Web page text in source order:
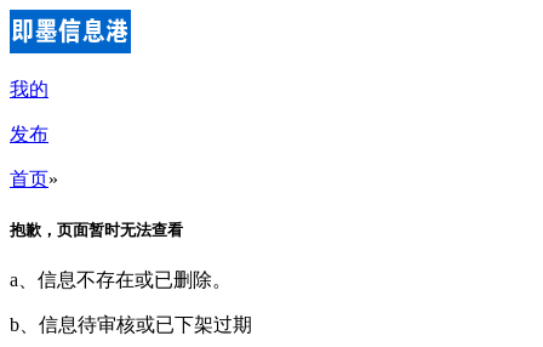
我的
发布
首页»
抱歉，页面暂时无法查看
a、信息不存在或已删除。
b、信息待审核或已下架过期